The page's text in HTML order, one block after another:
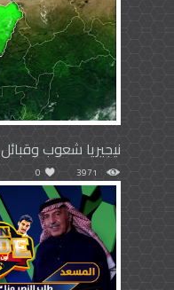
نيجيريا شعوب وقبائل
3971
0